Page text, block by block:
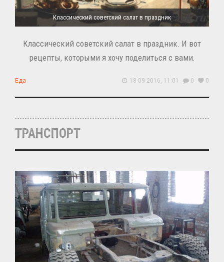
Классический советский салат в праздник
Классический советский салат в праздник. И вот
рецепты, которыми я хочу поделиться с вами.
Еда 18-09-2016, 11:01 0 0
ТРАНСПОРТ